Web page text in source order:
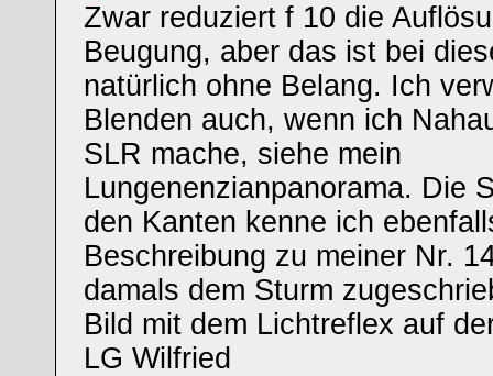
Zwar reduziert f 10 die
Beugung, aber das ist bei
natürlich ohne Belang. Ich
Blenden auch, wenn ich
SLR mache, siehe mein
Lungenenzianpanorama. Die
den Kanten kenne ich
Beschreibung zu meiner Nr.
damals dem Sturm
Bild mit dem Lichtreflex auf
LG Wilfried